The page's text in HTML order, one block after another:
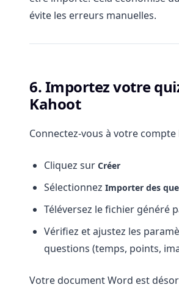
évite les erreurs manuelles.
6. Importez votre
Kahoot
Connectez-vous à votre compte
Cliquez sur Créer
Sélectionnez Importer des
Téléversez le fichier généré
Vérifiez et ajustez les
questions (temps, points,
Votre document Word est